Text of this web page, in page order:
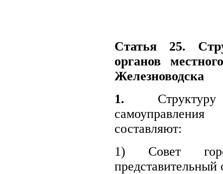
Статья 25.
органов
Железноводска
1.
составляют:
1) Совет
представительный